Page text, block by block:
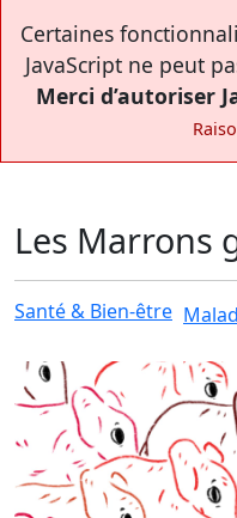
Certaines
JavaScript ne peut
Merci d’autoriser
Les Marrons
Santé & Bien-être